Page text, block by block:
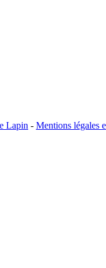
Lapin - Mentions légales